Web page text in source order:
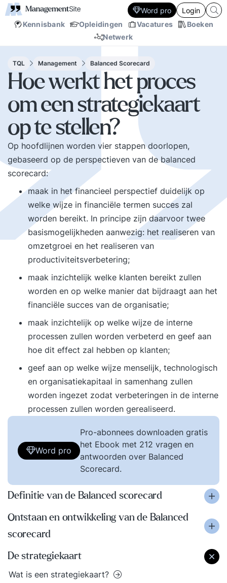
Kennisbank Opleidingen Vacatures
Boeken
Netwerk
Word pro Login
TQL Management Balanced Scorecard
Hoe werkt het proces
om een strategiekaart
op te stellen?
Op hoofdlijnen worden vier stappen doorlopen,
gebaseerd op de perspectieven van de balanced
scorecard:
maak in het financieel perspectief duidelijk op
welke wijze in financiële termen succes zal
worden bereikt. In principe zijn daarvoor twee
basismogelijkheden aanwezig: het realiseren van
omzetgroei en het realiseren van
productiviteitsverbetering;
maak inzichtelijk welke klanten bereikt zullen
worden en op welke manier dat bijdraagt aan het
financiële succes van de organisatie;
maak inzichtelijk op welke wijze de interne
processen zullen worden verbeterd en geef aan
hoe dit effect zal hebben op klanten;
geef aan op welke wijze menselijk, technologisch
en organisatiekapitaal in samenhang zullen
worden ingezet zodat verbeteringen in de interne
processen zullen worden gerealiseerd.
Word pro
Pro-abonnees downloaden gratis
het Ebook met 212 vragen en
antwoorden over Balanced
Scorecard.
Definitie van de Balanced scorecard
Ontstaan en ontwikkeling van de Balanced
scorecard
De strategiekaart
Wat is een strategiekaart?